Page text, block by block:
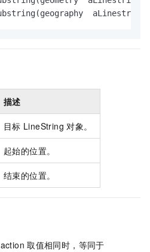
描述
目标 LineString 对象。
起始的位置。
结束的位置。
取值相同时，等同于